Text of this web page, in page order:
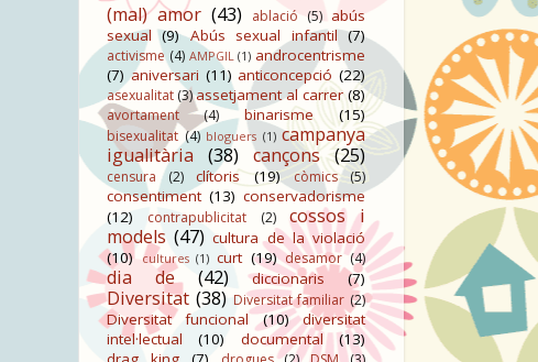
(mal) amor (43) ablació (5) abús
sexual (9) Abús sexual infantil (7)
activisme (4) AMPGIL (1) androcentrisme
(7) aniversari (11) anticoncepció (22)
asexualitat (3)assetjament al carrer (8)
avortament (4) binarisme (15)
bisexualitat (4) bloguers (1) campanya
igualitària
(38) cançons (25)
censura (2) clítoris (19) còmics (5)
consentiment (13) conservadorisme
(12)
contrapublicitat (2)
cossos i
models (47) cultura de la violació
(10) cultures (1) curt (19) desamor (4)
dia de (42) diccionaris (7)
Diversitat (38) Diversitat familiar (2)
Diversitat funcional (10)
diversitat
intel·lectual
(10) documental
(13)